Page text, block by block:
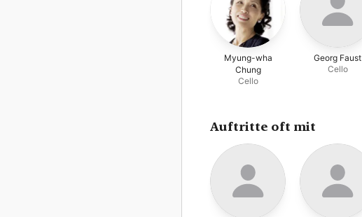
Myung-wha
Chung
Cello
Georg Faust
Cello
Auftritte oft mit